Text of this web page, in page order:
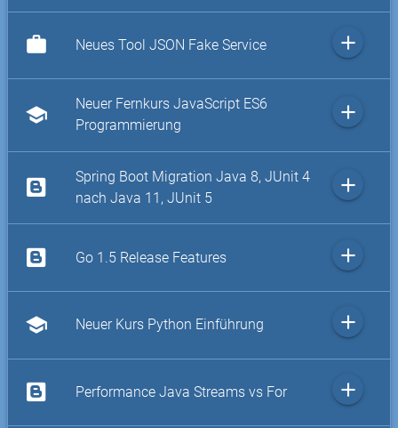
work Neues Tool JSON Fake Service add
school
Neuer Fernkurs JavaScript ES6
Programmierung
add
Spring Boot Migration Java 8, JUnit 4
nach Java 11, JUnit 5
add
Go 1.5 Release Features add
school Neuer Kurs Python Einführung add
Performance Java Streams vs For add